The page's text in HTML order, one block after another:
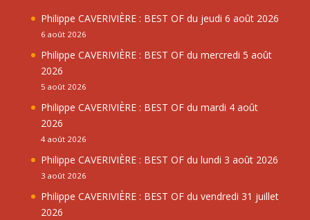
Philippe CAVERIVIÈRE : BEST OF du jeudi 6 août 2026
6 août 2026
Philippe CAVERIVIÈRE : BEST OF du mercredi 5 août
2026
5 août 2026
Philippe CAVERIVIÈRE : BEST OF du mardi 4 août
2026
4 août 2026
Philippe CAVERIVIÈRE : BEST OF du lundi 3 août 2026
3 août 2026
Philippe CAVERIVIÈRE : BEST OF du vendredi 31 juillet
2026